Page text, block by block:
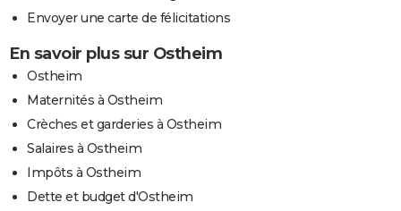
Envoyer une carte de félicitations
En savoir plus sur Ostheim
Ostheim
Maternités à Ostheim
Crèches et garderies à Ostheim
Salaires à Ostheim
Impôts à Ostheim
Dette et budget d'Ostheim